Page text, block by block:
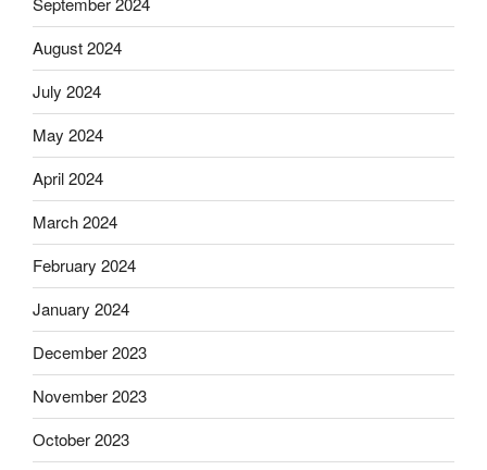
August 2024
July 2024
May 2024
April 2024
March 2024
February 2024
January 2024
December 2023
November 2023
October 2023